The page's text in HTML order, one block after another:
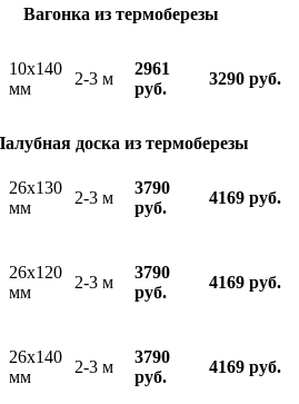
Вагонка из термоберезы
10x140
мм
2-3 м
2961
руб.
3290 руб.
доска из термоберезы
26x130
мм
2-3 м
3790
руб.
4169 руб.
26x120
мм
2-3 м
3790
руб.
4169 руб.
26x140
мм
2-3 м
3790
руб.
4169 руб.